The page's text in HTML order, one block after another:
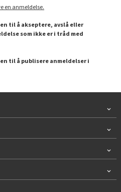
en anmeldelse.
til å akseptere, avslå eller
som ikke er i tråd med
til å publisere anmeldelser i